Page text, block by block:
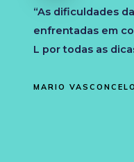
“As dificuldades
enfrentadas em
L por todas as
MARIO